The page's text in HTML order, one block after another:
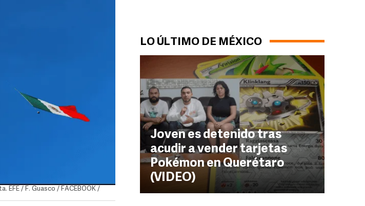
LO ÚLTIMO DE MÉXICO
Joven es detenido tras
acudir a vender tarjetas
Pokémon en Querétaro
(VIDEO)
EFE / F. Guasco / FACEBOOK /